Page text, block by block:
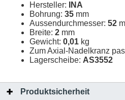
Hersteller:
INA
Bohrung: 35 mm
Aussendurchmesser: 52
Breite: 2 mm
Gewicht: 0,01 kg
Zum Axial-Nadelkranz
Lagerscheibe: AS3552
Produktsicherheit